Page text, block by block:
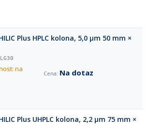
Plus HPLC kolona, 5,0 µm 50 mm ×
na
Na dotaz
Plus UHPLC kolona, 2,2 µm 75 mm ×